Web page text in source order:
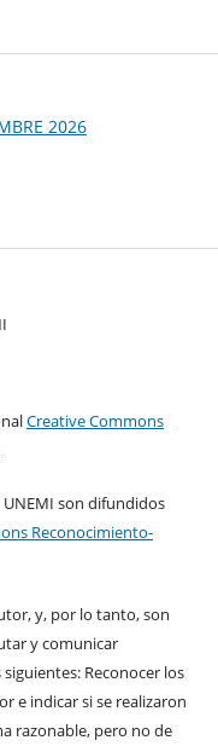
2026
Creative Commons
UNEMI son difundidos
Reconocimiento-
y, por lo tanto, son
y comunicar
Reconocer los
e indicar si se realizaron
razonable, pero no de